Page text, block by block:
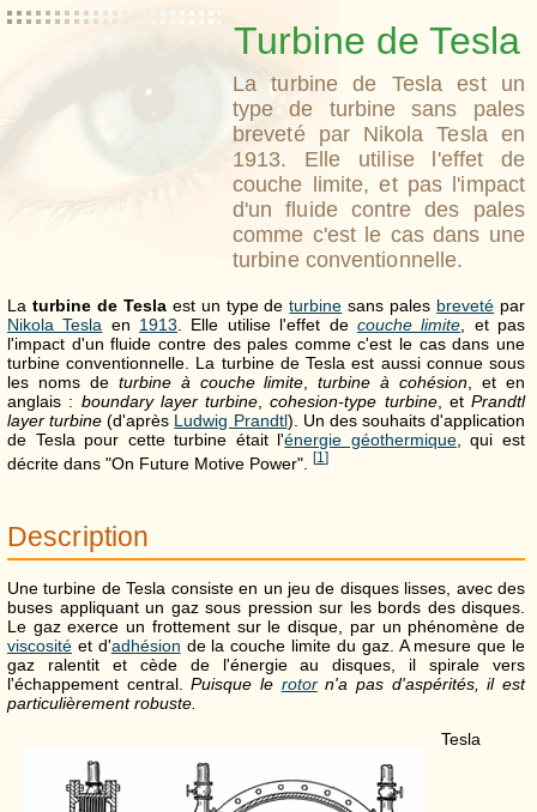
Turbine de Tesla
La turbine de Tesla est un
type de turbine sans pales
breveté par Nikola Tesla en
1913. Elle utilise l'effet de
couche limite, et pas l'impact
d'un fluide contre des pales
comme c'est le cas dans une
turbine conventionnelle.
La turbine de Teslaest un type deturbine sans pales breveté par
Nikola Tesla en 1913 . Elle utilise l'effet de couche limite , et pas
l'impact d'un fluide contre des pales comme c'est le cas dans une
turbine conventionnelle. La turbine de Tesla est aussi connue sous
les noms de turbine à couche limite ,turbine à cohésion , et en
anglais : boundary layer turbine ,cohesion-type turbine, et Prandtl
layer turbine (d'après Ludwig Prandtl). Un des souhaits d'application
de Tesla pour cette turbine était l'énergie géothermique, qui est
décrite dans "On Future Motive Power".
[1]
Description
Une turbine de Tesla consiste en un jeu de disques lisses, avec des
buses appliquant un gaz sous pression sur les bords des disques.
Le gaz exerce un frottement sur le disque, par un phénomène de
viscosité et d'adhésion de la couche limite du gaz. A mesure que le
gaz ralentit et cède de l'énergie au disques, il spirale vers
l'échappement central.Puisque le rotorn'a pas d'aspérités, il est
particulièrement robuste.
Tesla